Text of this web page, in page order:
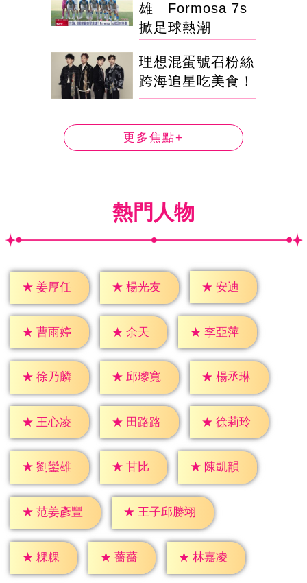
雄 Formosa 7s
掀足球熱潮
理想混蛋號召粉絲
跨海追星吃美食！
更多焦點+
熱門人物
★ 姜厚任 ★ 楊光友 ★ 安迪
★ 曹雨婷 ★ 余天 ★ 李亞萍
★ 徐乃麟 ★ 邱瓈寬 ★ 楊丞琳
★ 王心凌 ★ 田路路 ★ 徐莉玲
★ 劉鑾雄 ★ 甘比 ★ 陳凱韻
★ 范姜彥豐 ★ 王子邱勝翊
★ 粿粿 ★ 薔薔 ★ 林嘉凌